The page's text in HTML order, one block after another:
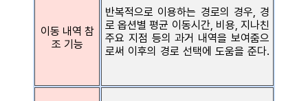
이동 내역 참
조 기능
반복적으로 이용하는 경로의 경우, 경
로 옵션별 평균 이동시간, 비용, 지나친
주요 지점 등의 과거 내역을 보여줌으
로써 이후의 경로 선택에 도움을 준다.